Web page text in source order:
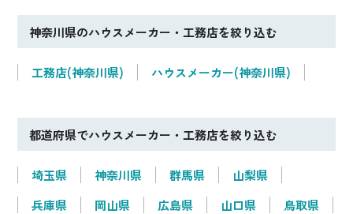
神奈川県のハウスメーカー・工務店を絞り込む
工務店(神奈川県) ハウスメーカー(神奈川県)
都道府県でハウスメーカー・工務店を絞り込む
埼玉県 神奈川県 群馬県
山梨県
兵庫県
岡山県 広島県 山口県
鳥取県